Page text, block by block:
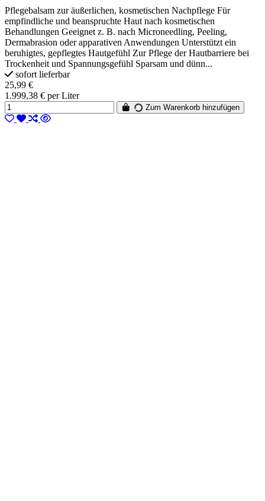
Pflegebalsam zur äußerlichen, kosmetischen Nachpflege Für
empfindliche und beanspruchte Haut nach kosmetischen
Behandlungen Geeignet z. B. nach Microneedling, Peeling,
Dermabrasion oder apparativen Anwendungen Unterstützt ein
beruhigtes, gepflegtes Hautgefühl Zur Pflege der Hautbarriere bei
Trockenheit und Spannungsgefühl Sparsam und dünn...
sofort lieferbar
25,99 €
1.999,38 € per Liter
Zum Warenkorb hinzufügen